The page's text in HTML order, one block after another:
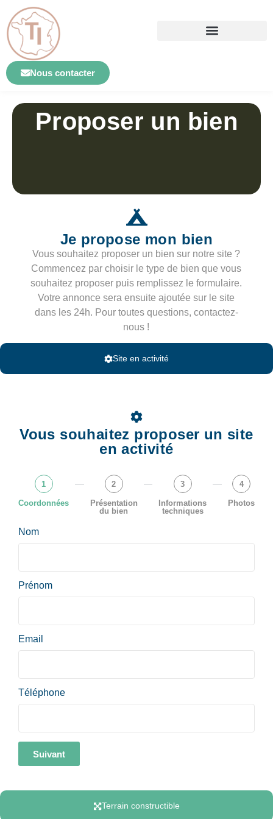
Nous contacter
Proposer un bien
Je propose mon bien
Vous souhaitez proposer un bien sur notre site ?
Commencez par choisir le type de bien que vous
souhaitez proposer puis remplissez le formulaire.
Votre annonce sera ensuite ajoutée sur le site
dans les 24h. Pour toutes questions, contactez-
nous !
Site en activité
Terrain constructible
Vous souhaitez proposer un site
en activité
1
Coordonnées
2
Présentation
du bien
3
Informations
techniques
4
Photos
Nom
Prénom
Email
Téléphone
Suivant